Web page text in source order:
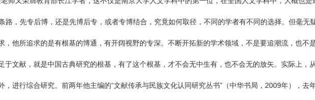
路，先专后博，还是先博后专，或者专博结合，究竟如何取径，不同的学者有不同的选择。但毫
，他所追求的是有根基的博通，有开阔视野的专深。不断开拓新的学术领域，不是要追潮流，也
于文献，就是中国古典研究的根基，有了这个根基，才不会无中生有，也不会无的放矢。实际上
，进行综合研究。前两年他主编的“文献传承与民族文化认同研究丛书”（中华书局，2009年），